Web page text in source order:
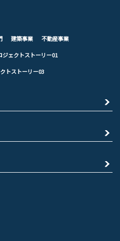
建築事業 不動産事業
ジェクトストーリー01
トストーリー03